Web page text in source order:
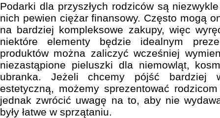
Podarki dla przyszłych rodziców są
nich pewien ciężar finansowy. Często mogą
na bardziej kompleksowe zakupy, więc
niektóre elementy będzie idealnym
produktów można zaliczyć wcześniej
niezastąpione pieluszki dla niemowląt,
ubranka. Jeżeli chcemy pójść bardziej
estetyczną, możemy sprezentować
jednak zwrócić uwagę na to, aby nie
były łatwe w sprzątaniu.